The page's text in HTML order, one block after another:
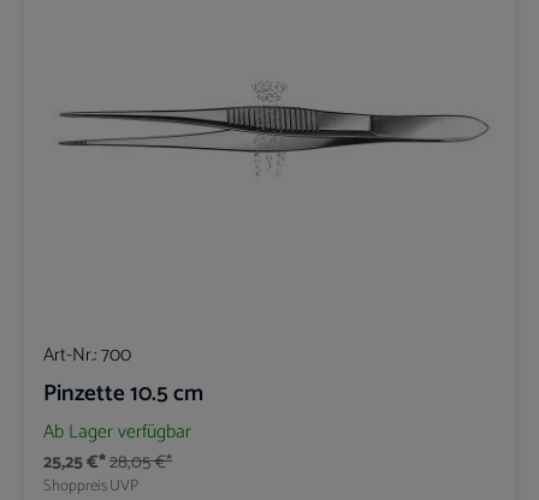
Art-Nr.:700
Pinzette 10.5 cm
Ab Lager verfügbar
25,25 €*
Shoppreis
28,05 €*
UVP